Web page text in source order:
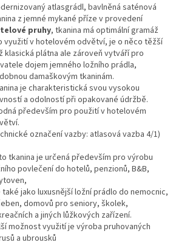
atlasgrádl, bavlněná saténová
z jemné mykané příze v provedení
pruhy, tkanina má optimální gramáž
využití v hotelovém odvětví, je o něco těžší
klasická plátna ale zároveň vytváří pro
dojem jemného ložního prádla,
damaškovým tkaninám.
je charakteristická svou vysokou
a odolností při opakované údržbě.
především pro použití v hotelovém
označení vazby: atlasová vazba 4/1)
tkanina je určená především pro výrobu
povlečení do hotelů, penzionů, B&B,
také jako luxusnější ložní prádlo do nemocnic,
domovů pro seniory, školek,
a jiných lůžkových zařízení.
možnost využití je výroba pruhovaných
a ubrousků